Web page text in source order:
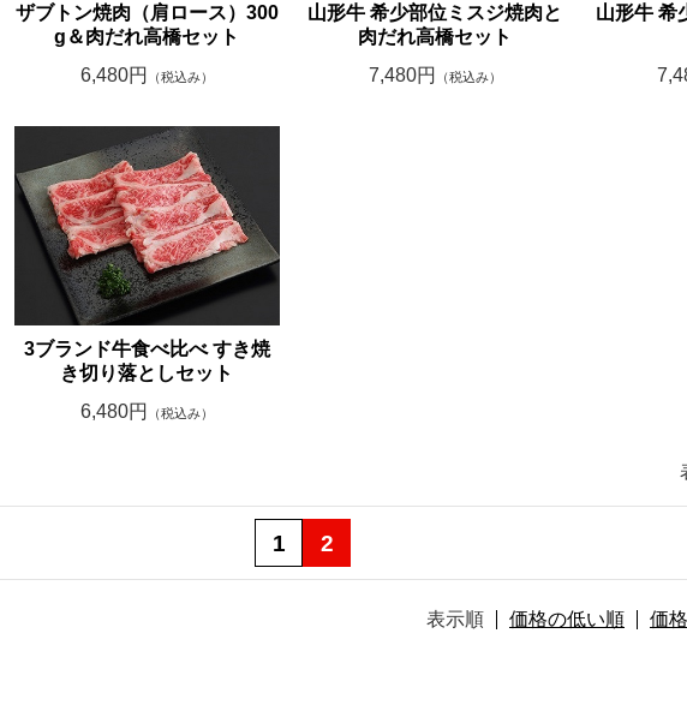
ザブトン焼肉（肩ロース）300
g＆肉だれ高橋セット
6,480円
（税込み）
山形牛 希少部位ミスジ焼肉と
肉だれ高橋セット
7,480円
（税込み）
山形牛 希
3ブランド牛食べ比べ すき焼
き切り落としセット
6,480円
（税込み）
1 2
表示順 価格の低い順 価